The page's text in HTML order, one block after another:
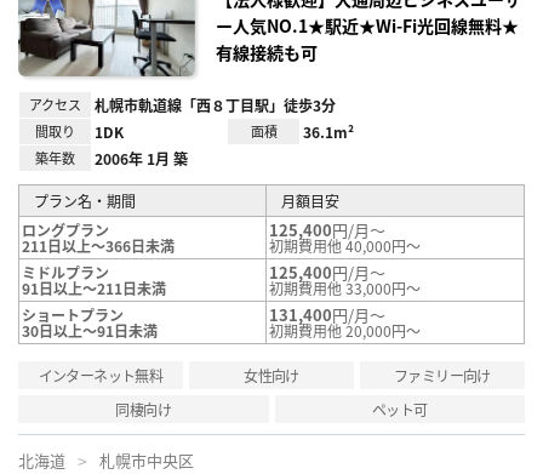
ー人気NO.1★駅近★Wi-Fi光回線無料★
有線接続も可
アクセス 札幌市軌道線「西８丁目駅」徒歩3分
間取り 1DK 面積 36.1m²
築年数 2006年 1月 築
プラン名・期間
月額目安
ロングプラン
211日以上～366日未満
125,400円/月～
初期費用他 40,000円～
ミドルプラン
91日以上～211日未満
125,400円/月～
初期費用他 33,000円～
ショートプラン
30日以上～91日未満
131,400円/月～
初期費用他 20,000円～
インターネット無料 女性向け
ファミリー向け
同棲向け
ペット可
北海道 札幌市中央区